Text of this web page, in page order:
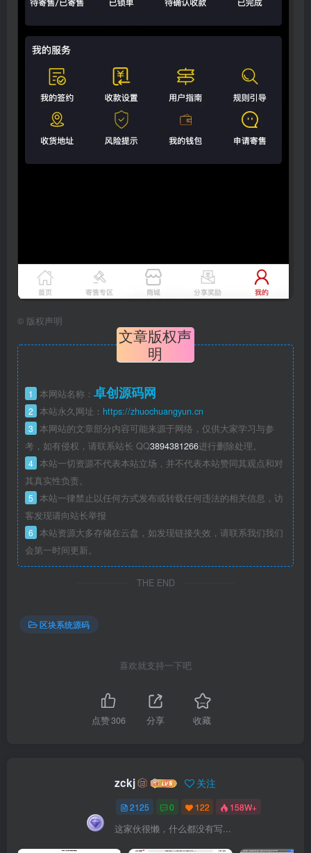
© 版权声明
文章版权声
明
1 本网站名称： 卓创源码网
2 本站永久网址： https://zhuochuangyun.cn
3 本网站的文章部分内容可能来源于网络，仅供大家学习与参
考，如有侵权，请联系站长 QQ3894381266进行删除处理。
4 本站一切资源不代表本站立场，并不代表本站赞同其观点和对
其真实性负责。
5 本站一律禁止以任何方式发布或转载任何违法的相关信息，访
客发现请向站长举报
6 本站资源大多存储在云盘，如发现链接失效，请联系我们我们
会第一时间更新。
THE END
区块系统源码
喜欢就支持一下吧
点赞306 分享 收藏
zckj 关注
2125 0 122 158W+
这家伙很懒，什么都没有写...